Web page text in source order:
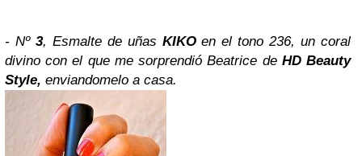
- Nº 3, Esmalte de uñas KIKOen el tono 236, un coral
divino con el que me sorprendió Beatrice de HD Beauty
Style, enviandomelo a casa.